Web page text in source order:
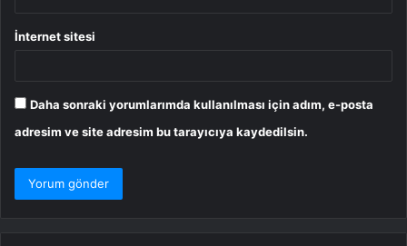
İnternet sitesi
Daha sonraki yorumlarımda kullanılması için adım, e-posta
adresim ve site adresim bu tarayıcıya kaydedilsin.